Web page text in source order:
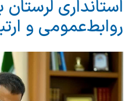
استانداری
روابط‌عمومی و